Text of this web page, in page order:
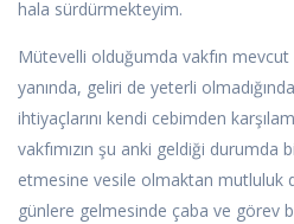
hala sürdürmekteyim.
Mütevelli olduğumda vakfın mevcut
yanında, geliri de yeterli
ihtiyaçlarını kendi cebimden
vakfımızın şu anki geldiği durumda
etmesine vesile olmaktan mutluluk
günlere gelmesinde çaba ve görev